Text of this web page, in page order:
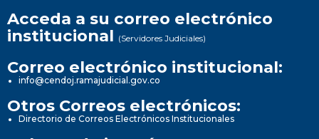
Acceda a su correo electrónico
institucional (Servidores Judiciales)
Correo electrónico institucional:
info@cendoj.ramajudicial.gov.co
Otros Correos electrónicos:
Directorio de Correos Electrónicos Institucionales